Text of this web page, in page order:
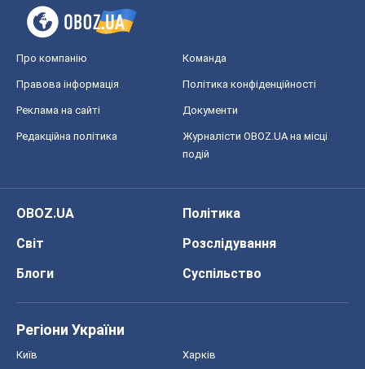
Про компанію Команда
Правова інформація Політика конфіденційності
Реклама на сайті Документи
Редакційна політика
Журналісти OBOZ.UA на місці
подій
OBOZ.UA
Політика
Світ
Розслідування
Блоги
Суспільство
Регіони України
Київ Харків